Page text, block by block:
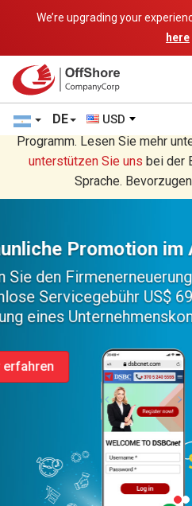
We’re upgrading your
here
DE USD
Sie lesen eine Deutsche
Programm. Lesen Sie mehr
unterstützen Sie uns bei der
Sprache.
Virtuelles Büro in
Profitieren Sie bei der
Prämien bis zu 272 US-
Mehr erfahren